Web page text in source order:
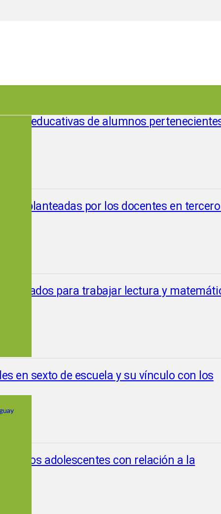
educativas de alumnos
planteadas por los docentes en
utilizados para trabajar lectura y
en sexto de escuela y su vínculo con los
de los adolescentes con relación a la